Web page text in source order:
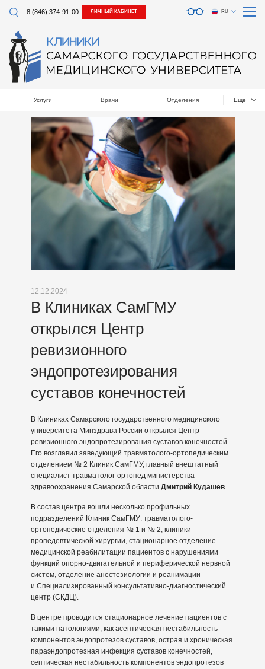
8 (846) 374-91-00 ЛИЧНЫЙ КАБИНЕТ RU
Услуги Врачи Отделения Еще
12.12.2024
В Клиниках СамГМУ
открылся Центр
ревизионного
эндопротезирования
суставов конечностей
В Клиниках Самарского государственного медицинского
университета Минздрава России открылся Центр
ревизионного эндопротезирования суставов конечностей.
Его возглавил заведующий травматолого-ортопедическим
отделением № 2 Клиник СамГМУ, главный внештатный
специалист травматолог-ортопед министерства
здравоохранения Самарской области Дмитрий Кудашев.
В состав центра вошли несколько профильных
подразделений Клиник СамГМУ: травматолого-
ортопедические отделения № 1 и № 2, клиники
пропедевтической хирургии, стационарное отделение
медицинской реабилитации пациентов с нарушениями
функций опорно-двигательной и периферической нервной
систем, отделение анестезиологии и реанимации
и Специализированный консультативно-диагностический
центр (СКДЦ).
В центре проводится стационарное лечение пациентов с
такими патологиями, как асептическая нестабильность
компонентов эндопротезов суставов, острая и хроническая
параэндопротезная инфекция суставов конечностей,
септическая нестабильность компонентов эндопротезов